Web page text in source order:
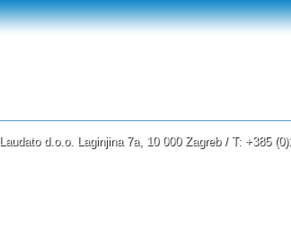
Laudato d.o.o. Laginjina 7a, 10 000 Zagreb / T: +385